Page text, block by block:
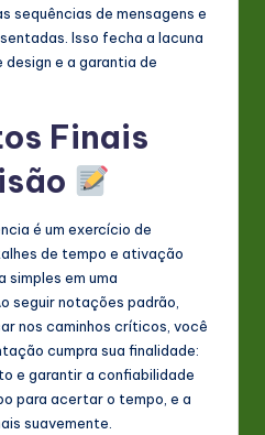
sequências de mensagens e
Isso fecha a lacuna
e a garantia de
Finais
é um exercício de
de tempo e ativação
simples em uma
seguir notações padrão,
nos caminhos críticos, você
cumpra sua finalidade:
e garantir a confiabilidade
para acertar o tempo, e a
suavemente.